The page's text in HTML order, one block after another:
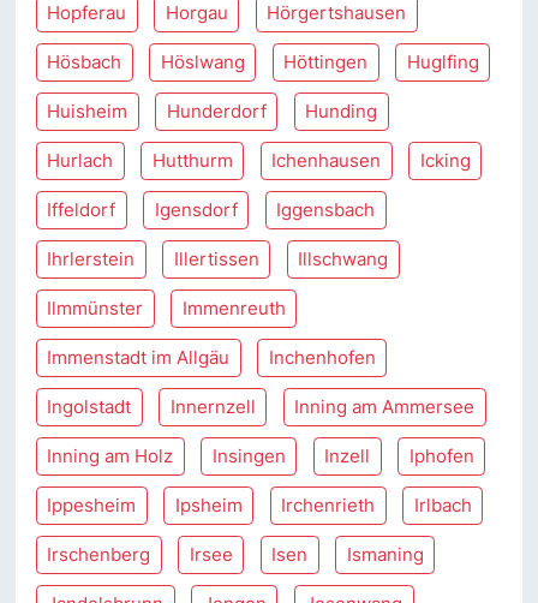
Hopferau Horgau Hörgertshausen
Hösbach Höslwang Höttingen Huglfing
Huisheim Hunderdorf Hunding
Hurlach Hutthurm Ichenhausen Icking
Iffeldorf Igensdorf Iggensbach
Ihrlerstein Illertissen Illschwang
Ilmmünster Immenreuth
Immenstadt im Allgäu Inchenhofen
Ingolstadt Innernzell Inning am Ammersee
Inning am Holz Insingen Inzell Iphofen
Ippesheim Ipsheim Irchenrieth Irlbach
Irschenberg Irsee Isen Ismaning